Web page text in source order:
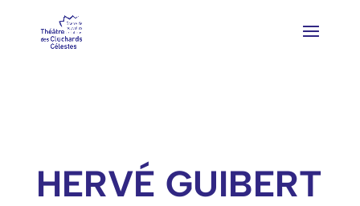
HERVÉ GUIBERT